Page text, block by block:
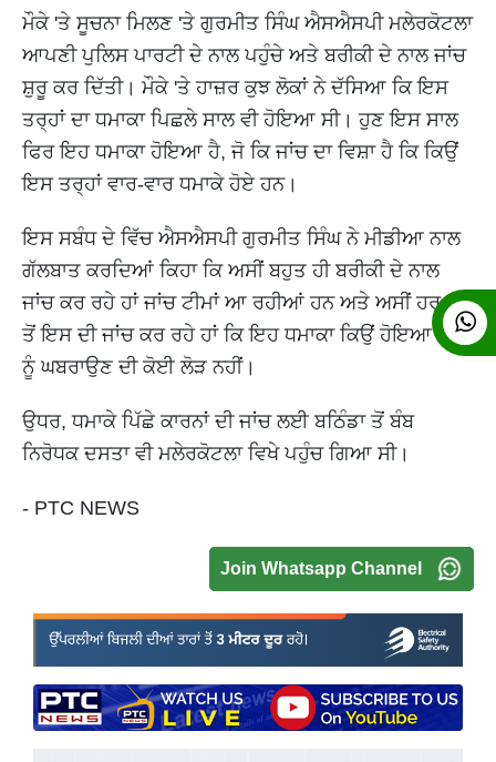
ਮੌਕੇ 'ਤੇ ਸੂਚਨਾ ਮਿਲਣ 'ਤੇ ਗੁਰਮੀਤ ਸਿੰਘ ਐਸਐਸਪੀ ਮਲੇਰਕੋਟਲਾ
ਆਪਣੀ ਪੁਲਿਸ ਪਾਰਟੀ ਦੇ ਨਾਲ ਪਹੁੰਚੇ ਅਤੇ ਬਰੀਕੀ ਦੇ ਨਾਲ ਜਾਂਚ
ਸ਼ੁਰੂ ਕਰ ਦਿੱਤੀ। ਮੌਕੇ 'ਤੇ ਹਾਜ਼ਰ ਕੁਝ ਲੋਕਾਂ ਨੇ ਦੱਸਿਆ ਕਿ ਇਸ
ਤਰ੍ਹਾਂ ਦਾ ਧਮਾਕਾ ਪਿਛਲੇ ਸਾਲ ਵੀ ਹੋਇਆ ਸੀ। ਹੁਣ ਇਸ ਸਾਲ
ਫਿਰ ਇਹ ਧਮਾਕਾ ਹੋਇਆ ਹੈ, ਜੋ ਕਿ ਜਾਂਚ ਦਾ ਵਿਸ਼ਾ ਹੈ ਕਿ ਕਿਉਂ
ਇਸ ਤਰ੍ਹਾਂ ਵਾਰ-ਵਾਰ ਧਮਾਕੇ ਹੋਏ ਹਨ।
ਇਸ ਸਬੰਧ ਦੇ ਵਿੱਚ ਐਸਐਸਪੀ ਗੁਰਮੀਤ ਸਿੰਘ ਨੇ ਮੀਡੀਆ ਨਾਲ
ਗੱਲਬਾਤ ਕਰਦਿਆਂ ਕਿਹਾ ਕਿ ਅਸੀਂ ਬਹੁਤ ਹੀ ਬਰੀਕੀ ਦੇ ਨਾਲ
ਜਾਂਚ ਕਰ ਰਹੇ ਹਾਂ ਜਾਂਚ ਟੀਮਾਂ ਆ ਰਹੀਆਂ ਹਨ ਅਤੇ ਅਸੀਂ ਹਰ ਪੱਖ
ਤੋਂ ਇਸ ਦੀ ਜਾਂਚ ਕਰ ਰਹੇ ਹਾਂ ਕਿ ਇਹ ਧਮਾਕਾ ਕਿਉਂ ਹੋਇਆ ਲੋਕਾਂ
ਨੂੰ ਘਬਰਾਉਣ ਦੀ ਕੋਈ ਲੋੜ ਨਹੀਂ।
ਉਧਰ, ਧਮਾਕੇ ਪਿੱਛੇ ਕਾਰਨਾਂ ਦੀ ਜਾਂਚ ਲਈ ਬਠਿੰਡਾ ਤੋਂ ਬੰਬ
ਨਿਰੋਧਕ ਦਸਤਾ ਵੀ ਮਲੇਰਕੋਟਲਾ ਵਿਖੇ ਪਹੁੰਚ ਗਿਆ ਸੀ।
- PTC NEWS
Join Whatsapp Channel